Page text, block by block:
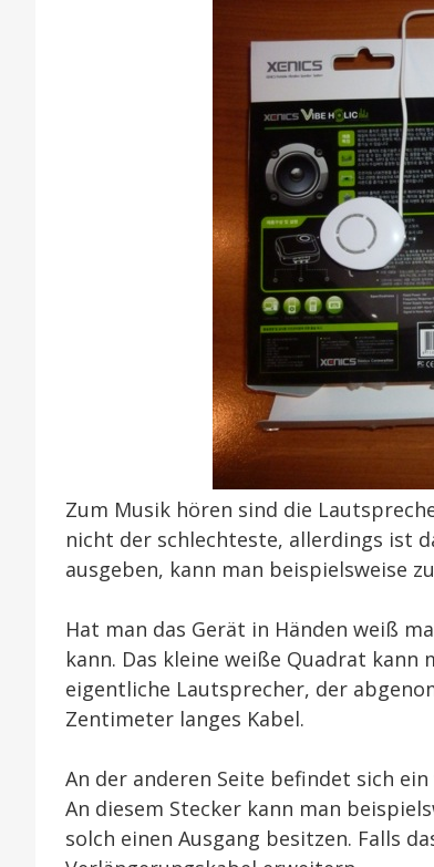
Zum Musik hören sind die
nicht der schlechteste, allerdings ist
ausgeben, kann man beispielsweise
Hat man das Gerät in Händen weiß
kann. Das kleine weiße Quadrat kann
eigentliche Lautsprecher, der
Zentimeter langes Kabel.
An der anderen Seite befindet sich
An diesem Stecker kann man
solch einen Ausgang besitzen. Falls